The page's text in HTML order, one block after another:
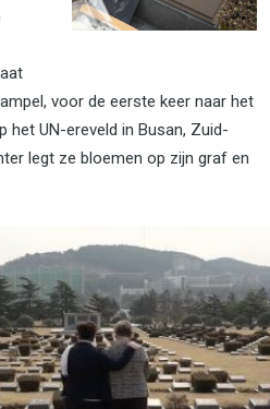
voor de eerste keer naar het
het UN-ereveld in Busan, Zuid-
legt ze bloemen op zijn graf en